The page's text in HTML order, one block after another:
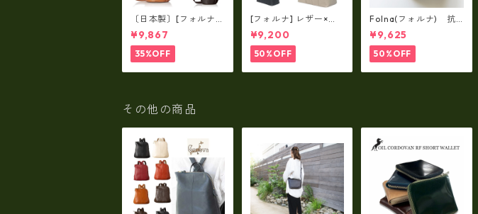
〔日本製〕[フォルナ]
レザー×パラフィン筒
型2way シュリンクレ
ザー×79Aパラフィ
ン fo-259630
¥9,867
35%OFF
[フォルナ] レザー×パ
ラフィン筒型2way シ
ュリンクレザー×79A
パラフィン トートL f
o-259632
¥9,200
50%OFF
Folna(フォルナ) 抗
菌ソフトスムースレザ
ー トートバッグ / FOL
NA RD fo-083244
¥9,625
50%OFF
その他の商品